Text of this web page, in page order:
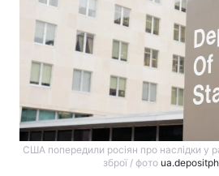
США попередили росіян про наслідки у
зброї / фото